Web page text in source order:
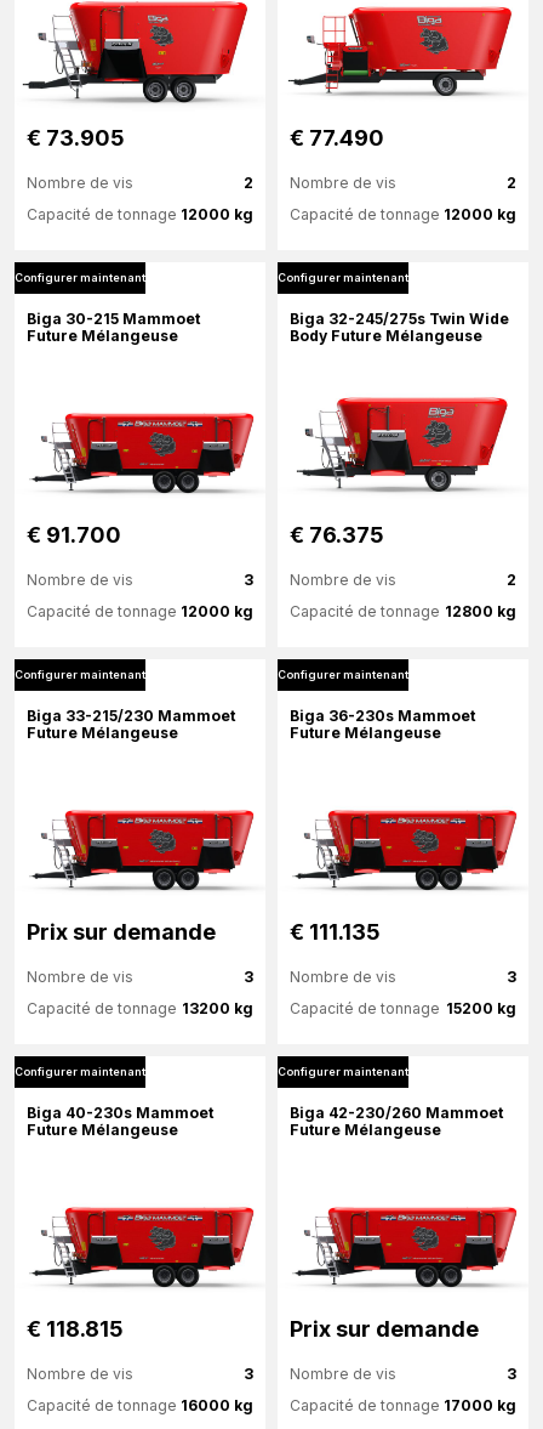
€ 73.905
2
Nombre de vis
12000 kg
Capacité de tonnage
Plus d'information
€ 77.490
2
Nombre de vis
12000 kg
Capacité de tonnage
Plus d'information
Configurer maintenant
Biga 30-215 Mammoet
Future Mélangeuse
€ 91.700
3
Nombre de vis
12000 kg
Capacité de tonnage
Plus d'information
Configurer maintenant
Biga 32-245/275s Twin Wide
Body Future Mélangeuse
€ 76.375
2
Nombre de vis
12800 kg
Capacité de tonnage
Plus d'information
Configurer maintenant
Biga 33-215/230 Mammoet
Future Mélangeuse
Prix ​​sur demande
3
Nombre de vis
13200 kg
Capacité de tonnage
Plus d'information
Configurer maintenant
Biga 36-230s Mammoet
Future Mélangeuse
€ 111.135
3
Nombre de vis
15200 kg
Capacité de tonnage
Plus d'information
Configurer maintenant
Biga 40-230s Mammoet
Future Mélangeuse
€ 118.815
3
Nombre de vis
16000 kg
Capacité de tonnage
Configurer maintenant
Biga 42-230/260 Mammoet
Future Mélangeuse
Prix ​​sur demande
3
Nombre de vis
17000 kg
Capacité de tonnage